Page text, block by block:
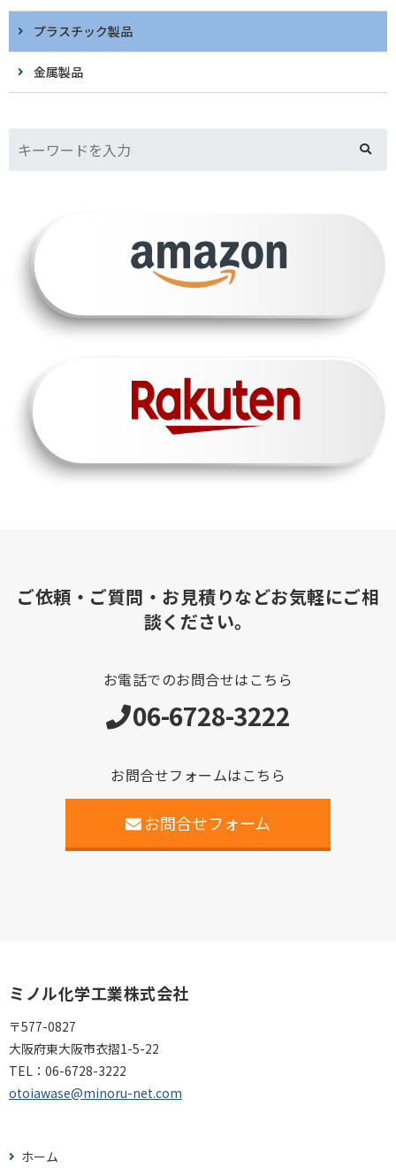
プラスチック製品
金属製品
ご依頼・ご質問・お見積りなどお気軽にご相
談ください。
お電話でのお問合せはこちら
06-6728-3222
お問合せフォームはこちら
お問合せフォーム
ミノル化学工業株式会社
〒577-0827
大阪府東大阪市衣摺1-5-22
TEL： 06-6728-3222
otoiawase@minoru-net.com
ホーム